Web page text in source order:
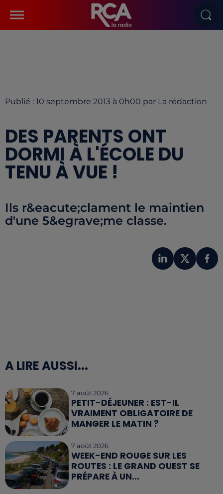
Publié : 10 septembre 2013 à 0h00 par La rédaction
DES PARENTS ONT
DORMI À L'ÉCOLE DU
TENU À VUE !
Ils r&eacute;clament le maintien
d'une 5&egrave;me classe.
A LIRE AUSSI...
7 août 2026
PETIT-DÉJEUNER : EST-IL
VRAIMENT OBLIGATOIRE DE
MANGER LE MATIN ?
7 août 2026
WEEK-END ROUGE SUR LES
ROUTES : LE GRAND OUEST SE
PRÉPARE À UN...